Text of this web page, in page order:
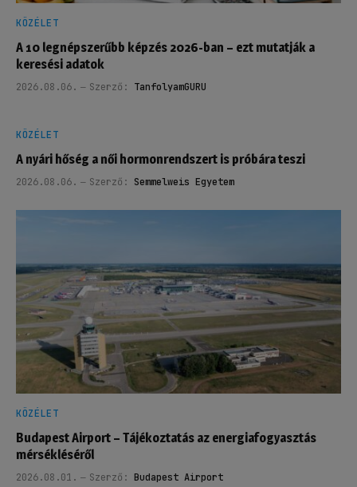
KÖZÉLET
A 10 legnépszerűbb képzés 2026-ban – ezt mutatják a
keresési adatok
2026.08.06. Szerző: TanfolyamGURU
KÖZÉLET
A nyári hőség a női hormonrendszert is próbára teszi
2026.08.06. Szerző: Semmelweis Egyetem
KÖZÉLET
Budapest Airport – Tájékoztatás az energiafogyasztás
mérsékléséről
2026.08.01. Szerző: Budapest Airport